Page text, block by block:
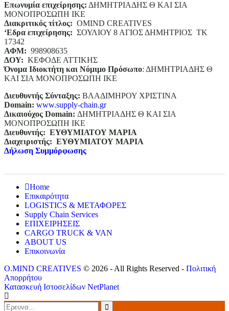
Επωνυμία επιχείρησης: ΔΗΜΗΤΡΙΑΔΗΣ Θ ΚΑΙ ΣΙΑ
ΜΟΝΟΠΡΟΣΩΠΗ ΙΚΕ
Διακριτικός τίτλος: ΟΜΙΝD CREATIVES
‘Eδρα επιχείρησης: ΣΟΥΛΙΟΥ 8 ΑΓΙΟΣ ΔΗΜΗΤΡΙΟΣ ΤΚ
17342
ΑΦΜ: 998908635
ΔΟΥ: ΚΕΦΟΔΕ ΑΤΤΙΚΗΣ
Όνομα Ιδιοκτήτη και Νόμιμο Πρόσωπο: ΔΗΜΗΤΡΙΑΔΗΣ Θ
ΚΑΙ ΣΙΑ ΜΟΝΟΠΡΟΣΩΠΗ ΙΚΕ
Διευθυντής Σύνταξης: ΒΛΑΔΙΜΗΡΟΥ ΧΡΙΣΤΙΝΑ
Domain: www.supply-chain.gr
Δικαιούχος Domain: ΔΗΜΗΤΡΙΑΔΗΣ Θ ΚΑΙ ΣΙΑ
ΜΟΝΟΠΡΟΣΩΠΗ ΙΚΕ
Διευθυντής: ΕΥΘΥΜΙΑΤΟΥ ΜΑΡΙΑ
Διαχειριστής: ΕΥΘΥΜΙΑΤΟΥ ΜΑΡΙΑ
Δήλωση Συμμόρφωσης
Home
Επικαιρότητα
LOGISTICS & ΜΕΤΑΦΟΡΕΣ
Supply Chain Services
ΕΠΙΧΕΙΡΗΣΕΙΣ
CARGO TRUCK & VAN
ABOUT US
Επικοινωνία
O.MIND CREATIVES © 2026 - All Rights Reserved - Πολιτική
Απορρήτου
Κατασκευή Ιστοσελίδων NetPlanet